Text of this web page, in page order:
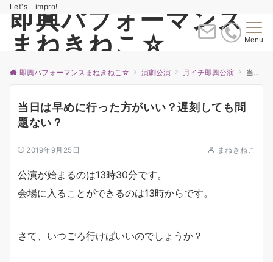
Let's impro!
即興パフォーマンス
まねきねこ☆
Menu
即興パフォーマンスまねきねこ☆ 演劇公演 月イチ即興公演 当日は早めに行った方がいい？遅刻しても問題ない？
当日は早めに行った方がいい？遅刻しても問
題ない？
2019年9月25日 まねきねこ
公演が始まるのは13時30分です。
会場に入ることができるのは13時からです。
さて、いつごろ行けばいいのでしょうか？